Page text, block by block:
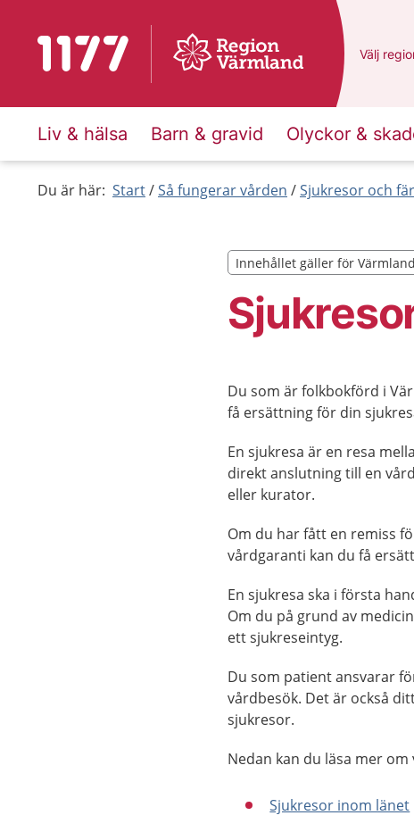
Till startsidan för 1177 Du har
Välj en
Liv & hälsa Barn & gravid Olyckor &
Du är här: Start Så fungerar vården Sjukresor och
Innehållet gäller för
Innehållet gäller för Värmland
Du som är folkbokförd i
få ersättning för din
En sjukresa är en resa
direkt anslutning till en
eller kurator.
Om du har fått en remiss
vårdgaranti kan du få
En sjukresa ska i första
Om du på grund av
ett sjukreseintyg.
Du som patient ansvarar
vårdbesök. Det är också
sjukresor.
Nedan kan du läsa mer
Sjukresor inom länet